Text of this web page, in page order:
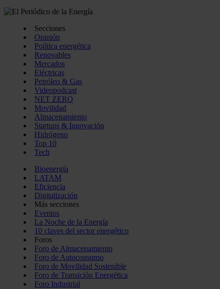
Secciones
Opinión
Política energética
Renovables
Mercados
Eléctricas
Petróleo & Gas
Videopodcast
NET ZERO
Movilidad
Almacenamiento
Startups & Innovación
Hidrógeno
Top 10
Tech
Bioenergía
LATAM
Eficiencia
Digitalización
Más secciones
Eventos
La Noche de la Energía
10 claves del sector energético
Foros
Foro de Almacenamiento
Foro de Autoconsumo
Foro de Movilidad Sostenible
Foro de Transición Energética
Foro Industrial